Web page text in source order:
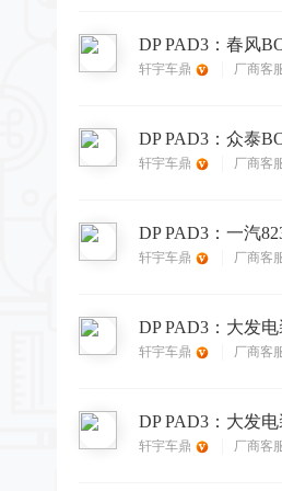
DP PAD3：春风
轩宇车鼎 厂商客
轩宇车鼎 厂商客
轩宇车鼎 厂商客
DP PAD3：大发
轩宇车鼎 厂商客
DP PAD3：大发
轩宇车鼎 厂商客